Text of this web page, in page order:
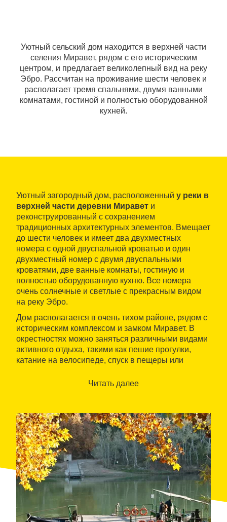
Уютный сельский дом находится в верхней части
селения Миравет, рядом с его историческим
центром, и предлагает великолепный вид на реку
Эбро. Рассчитан на проживание шести человек и
располагает тремя спальнями, двумя ванными
комнатами, гостиной и полностью оборудованной
кухней.
Уютный загородный дом, расположенный у реки в
верхней части деревни Миравет и
реконструированный с сохранением
традиционных архитектурных элементов. Вмещает
до шести человек и имеет два двухместных
номера с одной двуспальной кроватью и один
двухместный номер с двумя двуспальными
кроватями, две ванные комнаты, гостиную и
полностью оборудованную кухню. Все номера
очень солнечные и светлые с прекрасным видом
на реку Эбро.
Дом располагается в очень тихом районе, рядом с
историческим комплексом и замком Миравет. В
окрестностях можно заняться различными видами
активного отдыха, такими как пешие прогулки,
катание на велосипеде, спуск в пещеры или
мероприятий можно выделить посещение ряда
состоящий из нескольких культурных пространств,
которые хранят историю и воссоздают эту
страшную битву, которая проходила на этих
землях с июля по октябрь 1938 года.
Читать далее